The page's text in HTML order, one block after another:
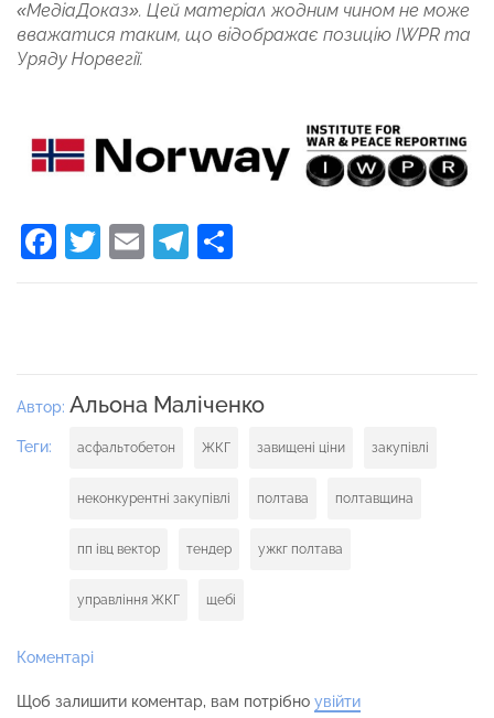
«МедіаДоказ». Цей матеріал жодним чином не може
вважатися таким, що відображає позицію IWPR та
Уряду Норвегії.
Facebook
Twitter
EmailTelegram
Автор: Альона Маліченко
Теги: асфальтобетон ЖКГ завищені ціни закупівлі
неконкурентні закупівлі полтава полтавщина
пп івц вектор тендер ужкг полтава
управління ЖКГ щебі
Коментарі
Щоб залишити коментар, вам потрібно увійти